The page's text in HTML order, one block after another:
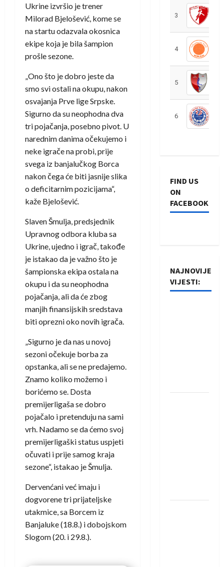
Ukrine izvršio je trener
Milorad Bjelošević, kome se
na startu odazvala okosnica
ekipe koja je bila šampion
prošle sezone.
„Ono što je dobro jeste da
smo svi ostali na okupu, nakon
osvajanja Prve lige Srpske.
Sigurno da su neophodna dva
tri pojačanja, posebno pivot. U
narednim danima očekujemo i
neke igrače na probi, prije
svega iz banjalučkog Borca
nakon čega će biti jasnije slika
o deficitarnim pozicijama“,
kaže Bjelošević.
Slaven Šmulja, predsjednik
Upravnog odbora kluba sa
Ukrine, ujedno i igrač, takođe
je istakao da je važno što je
šampionska ekipa ostala na
okupu i da su neophodna
pojačanja, ali da će zbog
manjih finansijskih sredstava
biti oprezni oko novih igrača.
„Sigurno je da nas u novoj
sezoni očekuje borba za
opstanka, ali se ne predajemo.
Znamo koliko možemo i
borićemo se. Dosta
premijerligaša se dobro
pojačalo i pretenduju na sami
vrh. Nadamo se da ćemo svoj
premijerligaški status uspjeti
očuvati i prije samog kraja
sezone“, istakao je Šmulja.
Dervenćani već imaju i
dogvorene tri prijateljske
utakmice, sa Borcem iz
Banjaluke (18.8.) i dobojskom
Slogom (20. i 29.8.).
3
4
5
6
FIND US
ON
FACEBOOK
NAJNOVIJE
VIJESTI: